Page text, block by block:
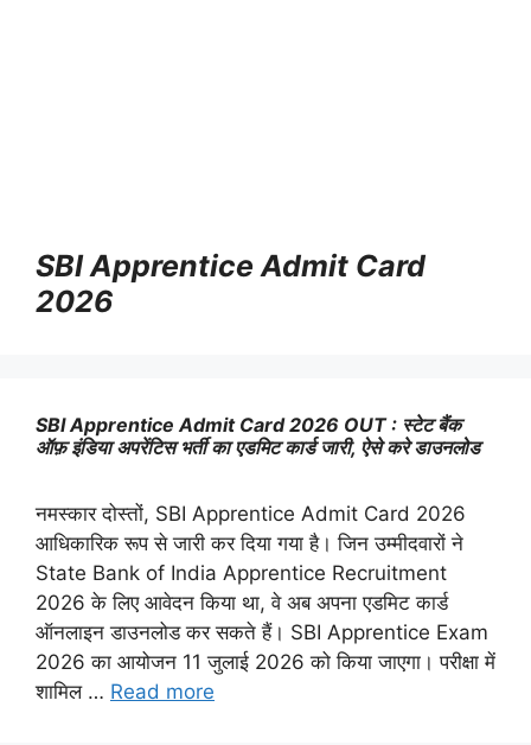
SBI Apprentice Admit Card
2026
SBI Apprentice Admit Card 2026 OUT : स्टेट बैंक
ऑफ़ इंडिया अपरेंटिस भर्ती का एडमिट कार्ड जारी, ऐसे करे डाउनलोड
नमस्कार दोस्तों, SBI Apprentice Admit Card 2026
आधिकारिक रूप से जारी कर दिया गया है। जिन उम्मीदवारों ने
State Bank of India Apprentice Recruitment
2026 के लिए आवेदन किया था, वे अब अपना एडमिट कार्ड
ऑनलाइन डाउनलोड कर सकते हैं। SBI Apprentice Exam
2026 का आयोजन 11 जुलाई 2026 को किया जाएगा। परीक्षा में
शामिल … Read more